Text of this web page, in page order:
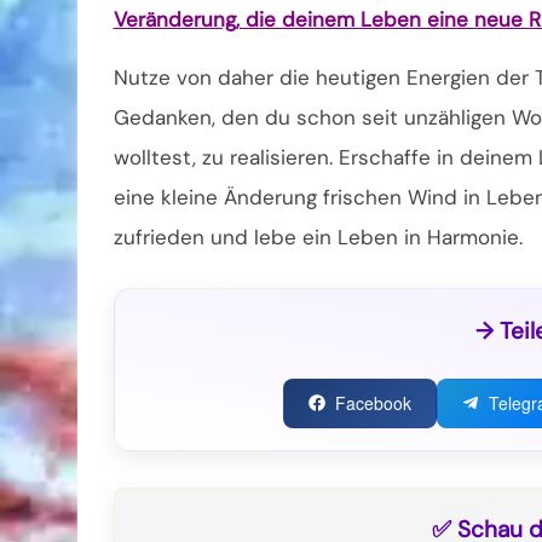
Veränderung, die deinem Leben eine neue
Nutze von daher die heutigen Energien
Gedanken, den du schon seit unzähligen
wolltest, zu realisieren. Erschaffe in
eine kleine Änderung frischen Wind in
zufrieden und lebe ein Leben in Harmonie.
→
Facebook
✅ Schau